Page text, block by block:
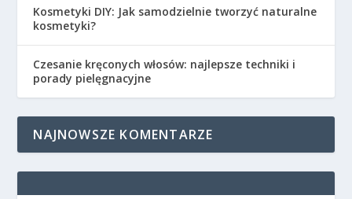
Kosmetyki DIY: Jak samodzielnie tworzyć naturalne
kosmetyki?
Czesanie kręconych włosów: najlepsze techniki i
porady pielęgnacyjne
NAJNOWSZE KOMENTARZE